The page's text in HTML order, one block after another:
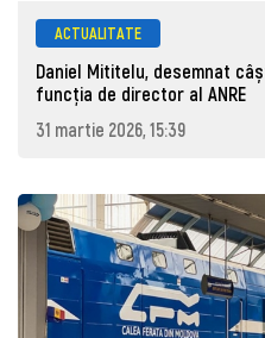
ACTUALITATE
Daniel Mititelu, desemnat
funcția de director al ANRE
31 martie 2026, 15:39